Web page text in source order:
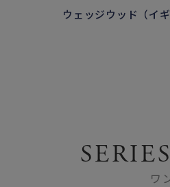
ウェッジウッド（イ
ワ